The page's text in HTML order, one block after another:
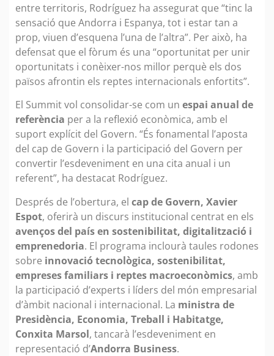
entre territoris, Rodríguez ha assegurat que “tinc la
sensació que Andorra i Espanya, tot i estar tan a
prop, viuen d’esquena l’una de l’altra”. Per això, ha
defensat que el fòrum és una “oportunitat per unir
oportunitats i conèixer-nos millor perquè els dos
països afrontin els reptes internacionals enfortits”.
El Summit vol consolidar-se com un espai anual de
referència per a la reflexió econòmica, amb el
suport explícit del Govern. “És fonamental l’aposta
del cap de Govern i la participació del Govern per
convertir l’esdeveniment en una cita anual i un
referent”, ha destacat Rodríguez.
Després de l’obertura, el cap de Govern, Xavier
Espot, oferirà un discurs institucional centrat en els
avenços del país en sostenibilitat, digitalització i
emprenedoria. El programa inclourà taules rodones
sobre innovació tecnològica, sostenibilitat,
empreses familiars i reptes macroeconòmics, amb
la participació d’experts i líders del món empresarial
d’àmbit nacional i internacional. La ministra de
Presidència, Economia, Treball i Habitatge,
Conxita Marsol, tancarà l’esdeveniment en
representació d’Andorra Business.